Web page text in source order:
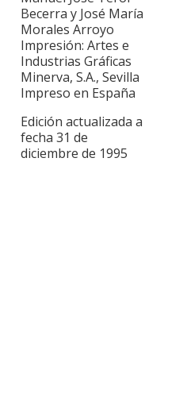
Becerra y José María
Morales Arroyo
Impresión: Artes e
Industrias Gráficas
Minerva, S.A., Sevilla
Impreso en España
Edición actualizada a
fecha 31 de
diciembre de 1995